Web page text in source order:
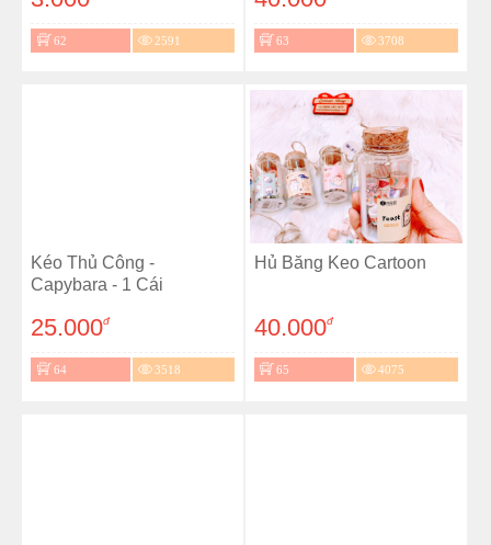
62 2591 63 3708
Kéo Thủ Công -
Capybara - 1 Cái
25.000đ
64 3518
Hủ Băng Keo Cartoon
40.000đ
65 4075